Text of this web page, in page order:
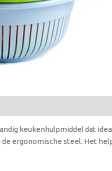
keukenhulpmiddel dat
ergonomische steel. Het